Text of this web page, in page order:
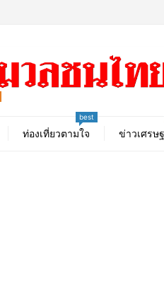
ท่องเที่ยวตามใจ
best
ข่าวเศรษ